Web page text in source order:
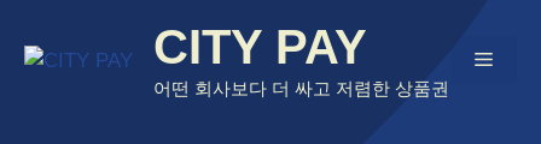
content
CITY PAY
어떤 회사보다 더 싸고 저렴한 상품권
Menu